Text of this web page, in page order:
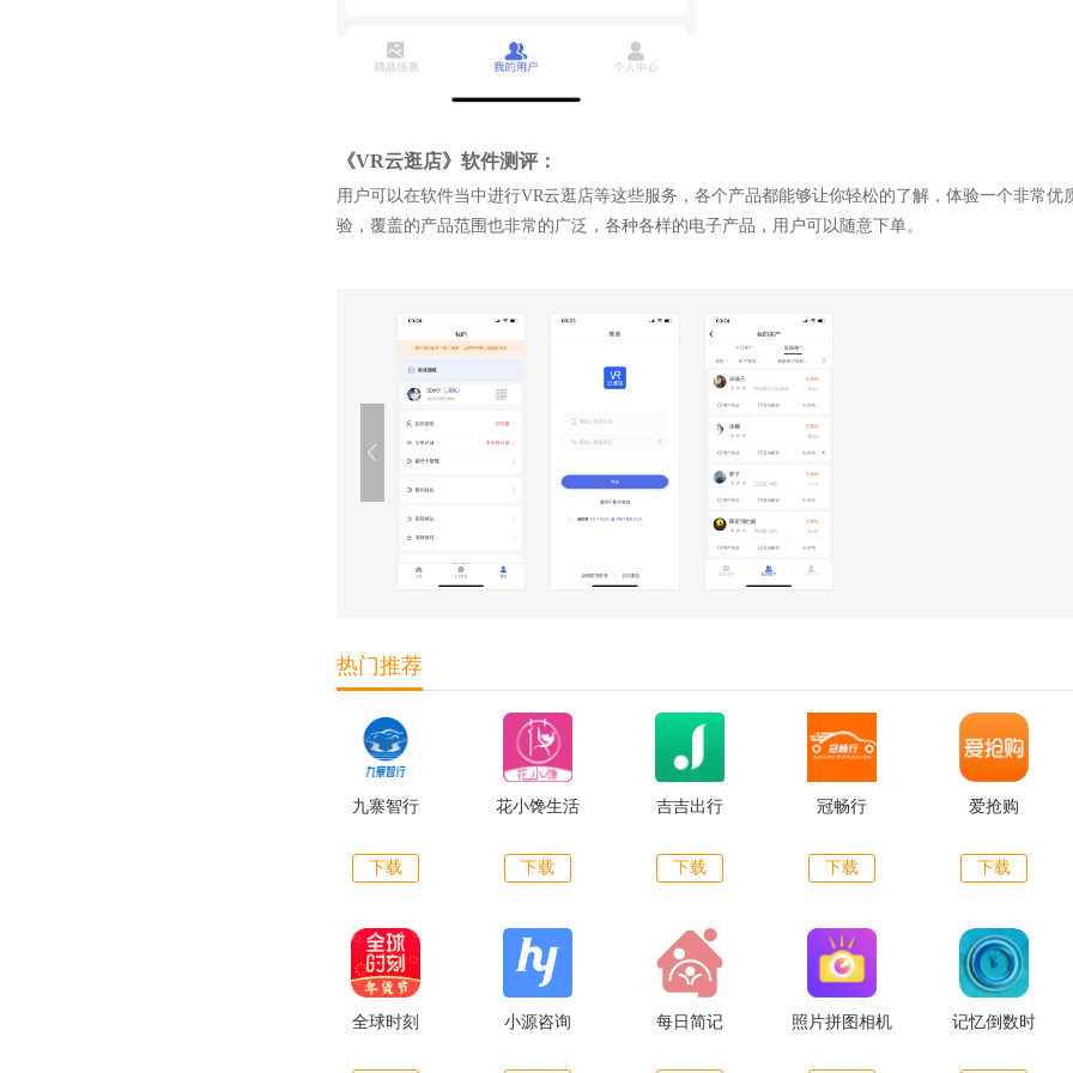
《VR云逛店》软件测评：
用户可以在软件当中进行VR云逛店等这些服务，各个产品都能够让你轻松的了解，体验一个非常优
验，覆盖的产品范围也非常的广泛，各种各样的电子产品，用户可以随意下单。
热门推荐
九寨智行
下载
花小馋生活
下载
吉吉出行
下载
冠畅行
下载
爱抢购
下载
全球时刻 小源咨询 每日简记 照片拼图相机 记忆倒数时